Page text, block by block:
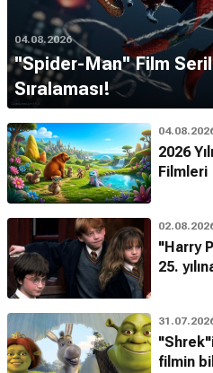
04.08.2026
''Spider-Man'' Film
Sıralaması!
2026
Filmleri
"Harry
25.
filmin